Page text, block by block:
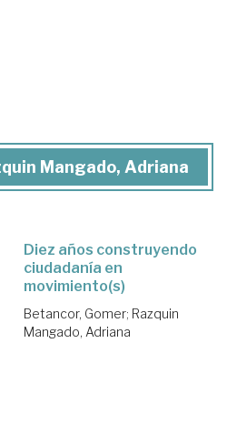
Mangado, Adriana
Diez años construyendo
ciudadanía en
movimiento(s)
Betancor, Gomer; Razquin
Mangado, Adriana